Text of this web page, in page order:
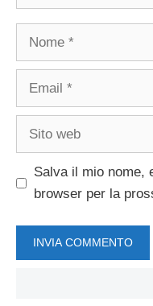
Nome
Email
Sito
Salva il mio nome,
browser per la